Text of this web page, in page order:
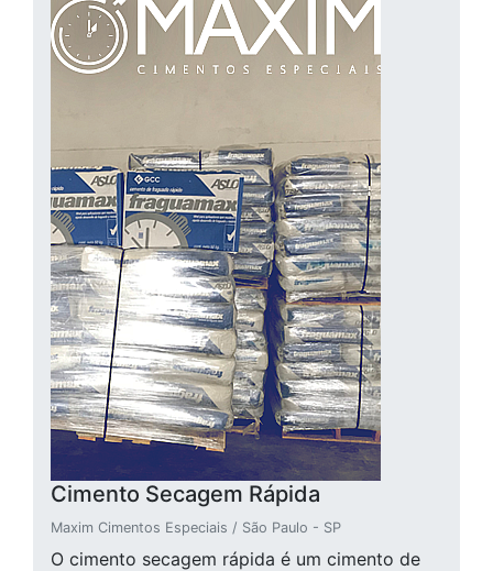
Cimento Secagem Rápida
Maxim Cimentos Especiais / São Paulo - SP
O cimento secagem rápida é um cimento de